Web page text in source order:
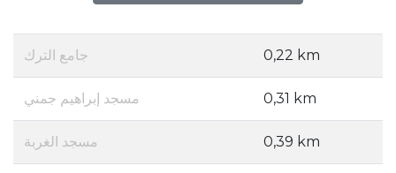
جامع الترك 0,22 km
مسجد إبراهيم جمني 0,31 km
مسجد الغربة 0,39 km